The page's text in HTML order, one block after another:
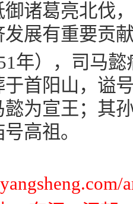
诸葛亮北伐
展有重要贡
年），司马
首阳山，谥
为宣王；其
高祖。